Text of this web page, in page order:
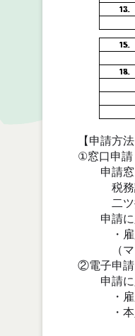
【申請方法
①窓口申請
申請窓
税務課
二ツ井
申請に
・雇用
（
②電子申請
申請に
・
・本人